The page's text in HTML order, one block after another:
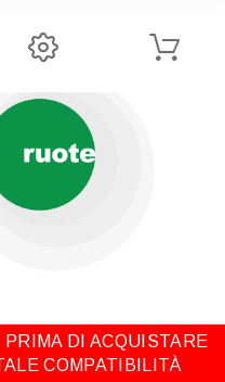
DI ACQUISTARE
COMPATIBILITÀ